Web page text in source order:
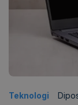
Teknologi